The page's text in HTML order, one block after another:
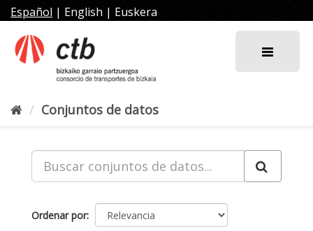
al
contenido
Español | English | Euskera
Conjuntos de datos
Ordenar por